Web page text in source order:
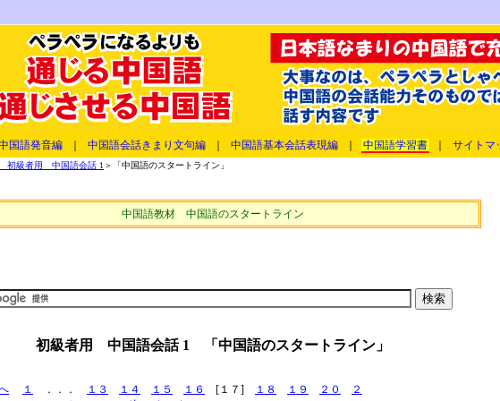
国語発音編 中国語会話きまり文句編 中国語基本会話表現編 中国語学習書 サイトマ
初級者用 中国語会話 1 ＞「中国語のスタートライン」
中国語教材 中国語のスタートライン
初級者用 中国語会話 1 「中国語のスタートライン」
１ ．．． １３ １４ １５ １６ [１７] １８ １９ ２０
２